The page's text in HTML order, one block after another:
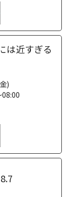
は近すぎる
)